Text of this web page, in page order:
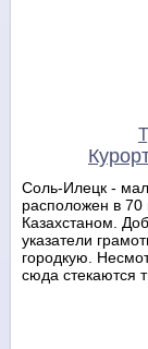
Соль-Илецк -
расположен в 70
Казахстаном.
указатели
городкую.
сюда стекаются